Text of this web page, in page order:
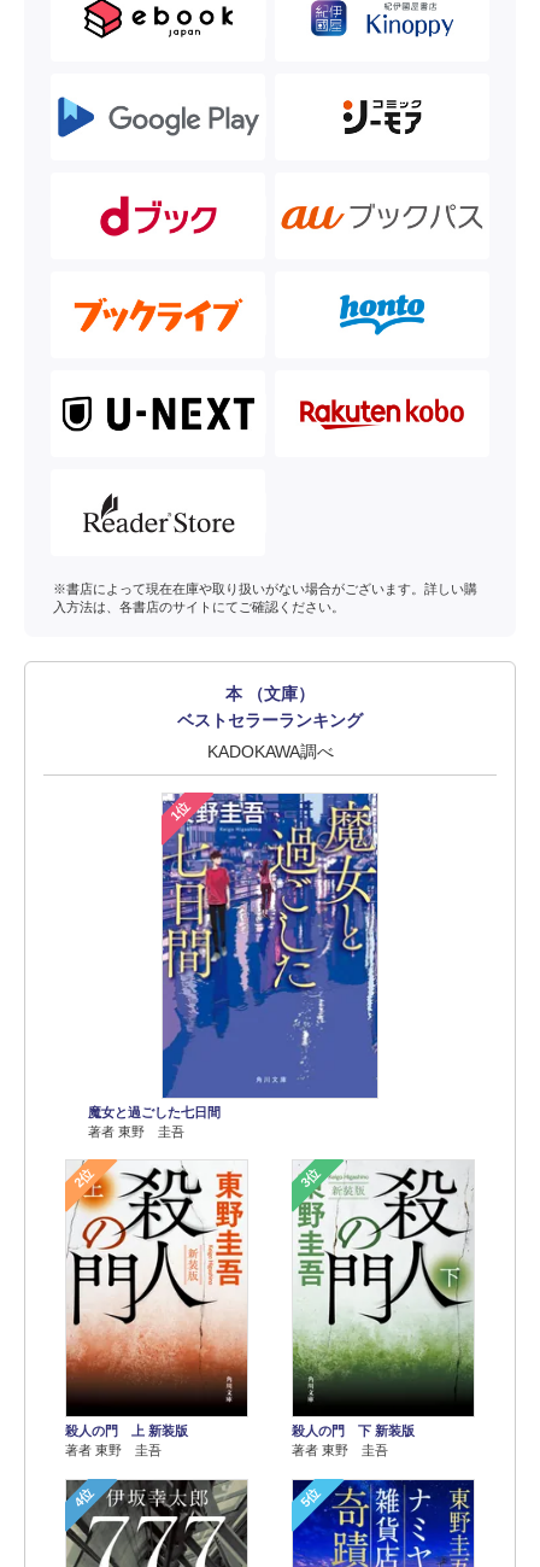
※書店によって現在在庫や取り扱いがない場合がございます。詳しい購
入方法は、各書店のサイトにてご確認ください。
本 （文庫）
ベストセラーランキング
KADOKAWA調べ
1位
魔女と過ごした七日間
著者 東野 圭吾
2位
殺人の門 上 新装版
著者 東野 圭吾
3位
殺人の門 下 新装版
著者 東野 圭吾
4位 5位